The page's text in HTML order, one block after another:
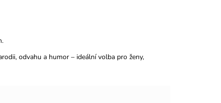
odvahu a humor – ideální volba pro ženy,